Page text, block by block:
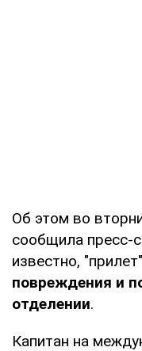
Об этом во
сообщила
известно, "прилет"
повреждения и
отделении.
Капитан на